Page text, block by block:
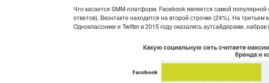
Что касается SMM-платформ, Facebook является самой
ответов), Вконтакте находится на второй строчке (24%). На
Одноклассники и Twitter в 2015 году оказались аутсайдерами, набрав